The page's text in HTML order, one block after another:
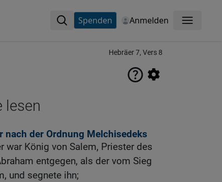
Spenden Anmelden Menü
Hebräer 7, Vers 8
lesen
nach der Ordnung Melchisedeks
war König von Salem, Priester des
entgegen, als der vom Sieg
und segnete ihn;